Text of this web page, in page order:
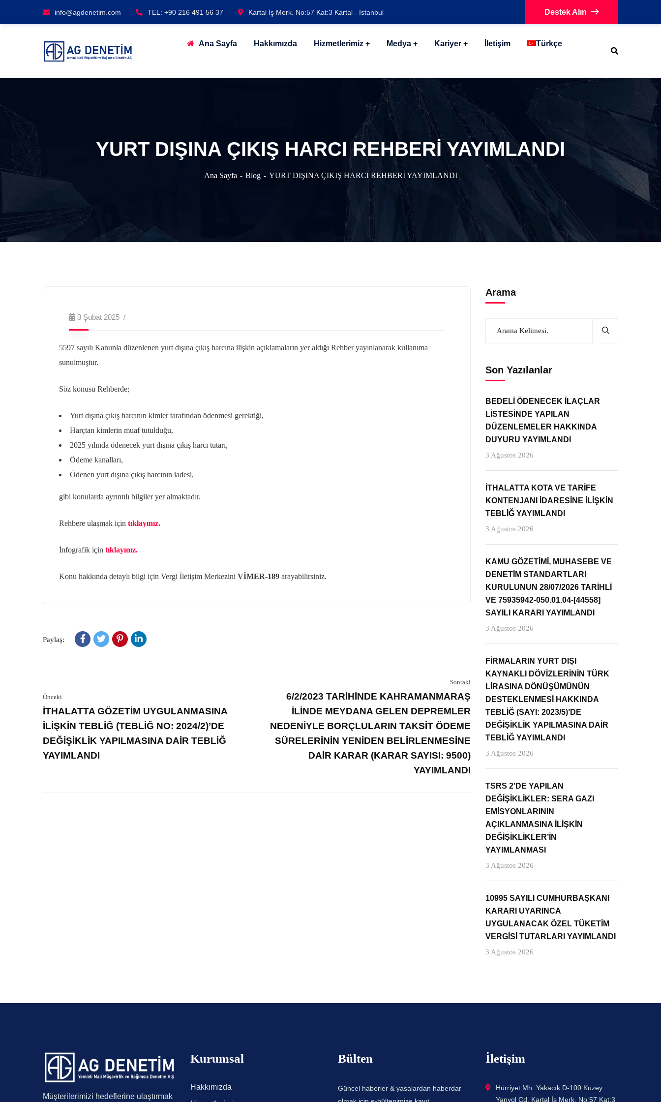
info@agdenetim.com TEL: +90 216 491 56 37 Kartal İş Merk. No:57 Kat:3 Kartal - İstanbul Destek Alın
Ana Sayfa Hakkımızda Hizmetlerimiz Medya Kariyer İletişim Türkçe
YURT DIŞINA ÇIKIŞ HARCI REHBERİ YAYIMLANDI
Ana Sayfa Blog YURT DIŞINA ÇIKIŞ HARCI REHBERİ YAYIMLANDI
3 Şubat 2025
5597 sayılı Kanunla düzenlenen yurt dışına çıkış harcına ilişkin açıklamaların yer aldığı Rehber yayınlanarak kullanıma
sunulmuştur.
Söz konusu Rehberde;
Yurt dışına çıkış harcının kimler tarafından ödenmesi gerektiği,
Harçtan kimlerin muaf tutulduğu,
2025 yılında ödenecek yurt dışına çıkış harcı tutarı,
Ödeme kanalları,
Ödenen yurt dışına çıkış harcının iadesi,
gibi konularda ayrıntılı bilgiler yer almaktadır.
Rehbere ulaşmak için tıklayınız.
İnfografik için tıklayınız.
Konu hakkında detaylı bilgi için Vergi İletişim Merkezini VİMER-189 arayabilirsiniz.
Paylaş:
Önceki
İTHALATTA GÖZETİM UYGULANMASINA
İLİŞKİN TEBLİĞ (TEBLİĞ NO: 2024/2)’DE
DEĞİŞİKLİK YAPILMASINA DAİR TEBLİĞ
YAYIMLANDI
Sonraki
6/2/2023 TARİHİNDE KAHRAMANMARAŞ
İLİNDE MEYDANA GELEN DEPREMLER
NEDENİYLE BORÇLULARIN TAKSİT ÖDEME
SÜRELERİNİN YENİDEN BELİRLENMESİNE
DAİR KARAR (KARAR SAYISI: 9500)
YAYIMLANDI
Arama
Son Yazılanlar
BEDELİ ÖDENECEK İLAÇLAR
LİSTESİNDE YAPILAN
DÜZENLEMELER HAKKINDA
DUYURU YAYIMLANDI
3 Ağustos 2026
İTHALATTA KOTA VE TARİFE
KONTENJANI İDARESİNE İLİŞKİN
TEBLİĞ YAYIMLANDI
3 Ağustos 2026
KAMU GÖZETİMİ, MUHASEBE VE
DENETİM STANDARTLARI
KURULUNUN 28/07/2026 TARİHLİ
VE 75935942-050.01.04-[44558]
SAYILI KARARI YAYIMLANDI
3 Ağustos 2026
FİRMALARIN YURT DIŞI
KAYNAKLI DÖVİZLERİNİN TÜRK
LİRASINA DÖNÜŞÜMÜNÜN
DESTEKLENMESİ HAKKINDA
TEBLİĞ (SAYI: 2023/5)’DE
DEĞİŞİKLİK YAPILMASINA DAİR
TEBLİĞ YAYIMLANDI
3 Ağustos 2026
TSRS 2’DE YAPILAN
DEĞİŞİKLİKLER: SERA GAZI
EMİSYONLARININ
AÇIKLANMASINA İLİŞKİN
DEĞİŞİKLİKLER’İN
YAYIMLANMASI
3 Ağustos 2026
10995 SAYILI CUMHURBAŞKANI
KARARI UYARINCA
UYGULANACAK ÖZEL TÜKETİM
VERGİSİ TUTARLARI YAYIMLANDI
3 Ağustos 2026
Müşterilerimizi hedeflerine ulaştırmak
Kurumsal
Hakkımızda
Bülten
Güncel haberler & yasalardan haberdar
İletişim
Hürriyet Mh. Yakacık D-100 Kuzey
Yanyol Cd. Kartal İş Merk. No:57 Kat:3